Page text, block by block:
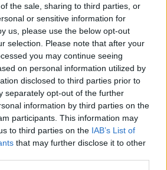
the sale, sharing to third parties, or
or sensitive information for
us, please use the below opt-out
selection. Please note that after your
you may continue seeing
on personal information utilized by
disclosed to third parties prior to
separately opt-out of the further
information by third parties on the
participants. This information may
to third parties on the IAB’s List of
that may further disclose it to other
O